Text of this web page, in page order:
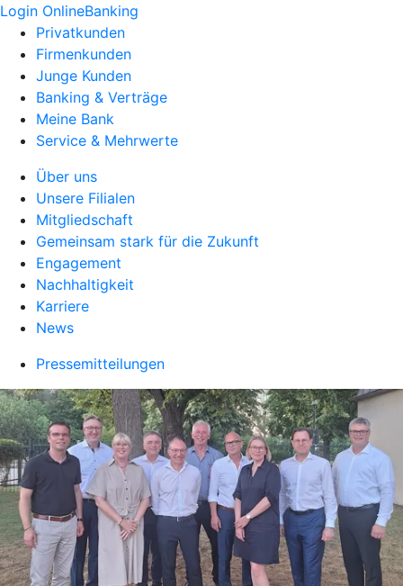
Login OnlineBanking
Privatkunden
Firmenkunden
Junge Kunden
Banking & Verträge
Meine Bank
Service & Mehrwerte
Über uns
Unsere Filialen
Mitgliedschaft
Gemeinsam stark für die Zukunft
Engagement
Nachhaltigkeit
Karriere
News
Pressemitteilungen